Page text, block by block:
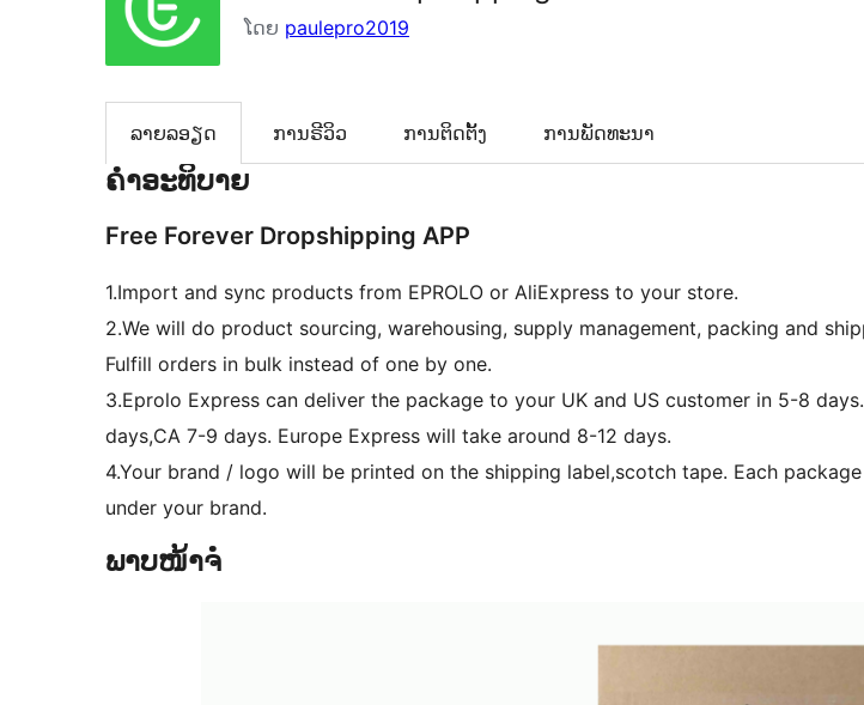
ໂດຍ paulepro2019
ລາຍລອຽດ ການຣີວິວ ການຕິດຕັ້ງ ການພັດທະນາ
ຄຳອະທິບາຍ
Free Forever Dropshipping APP
1.Import and sync products from EPROLO or AliExpress to your store.
2.We will do product sourcing, warehousing, supply management, packing and
Fulfill orders in bulk instead of one by one.
3.Eprolo Express can deliver the package to your UK and US customer in 5-8
days,CA 7-9 days. Europe Express will take around 8-12 days.
4.Your brand / logo will be printed on the shipping label,scotch tape. Each
under your brand.
ພາບໜ້າຈໍ